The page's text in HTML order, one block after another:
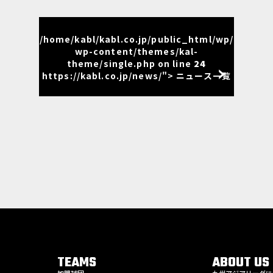
/home/kabl/kabl.co.jp/public_html/wp/
wp-content/themes/kal-
theme/single.php on line 24
https://kabl.co.jp/news/"> ニュース一覧
TEAMS ABOUT US